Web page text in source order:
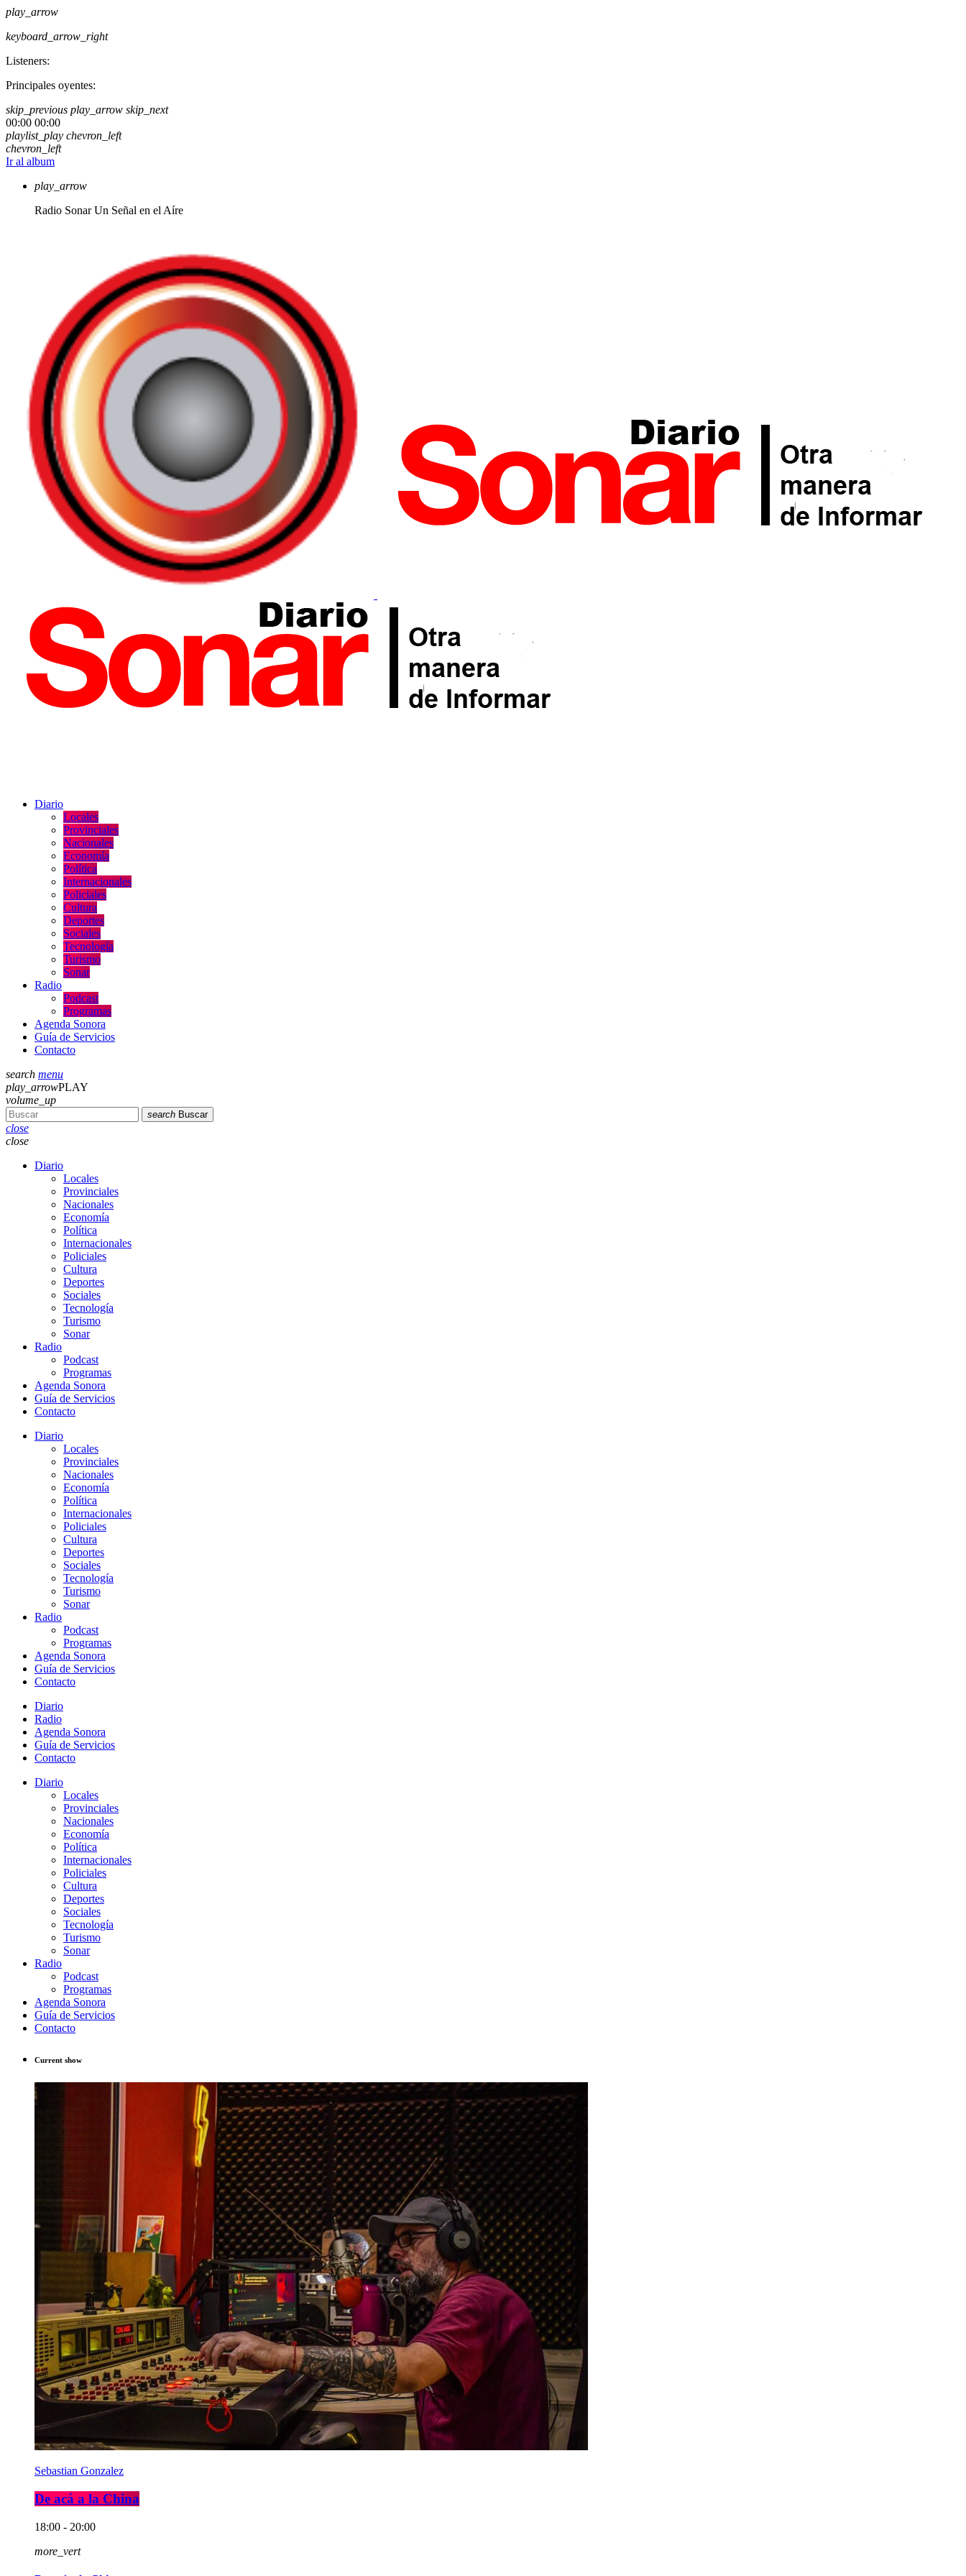
play_arrow
keyboard_arrow_right
Listeners:
Principales oyentes:
skip_previous play_arrow skip_next
00:00 00:00
playlist_play chevron_left
chevron_left
Ir al album
play_arrow
Radio Sonar Un Señal en el Aíre
Diario
Locales
Provinciales
Nacionales
Economía
Política
Internacionales
Policiales
Cultura
Deportes
Sociales
Tecnología
Turismo
Sonar
Radio
Podcast
Programas
Agenda Sonora
Guía de Servicios
Contacto
search menu
play_arrowPLAY
volume_up
search Buscar
close
close
Diario
Locales
Provinciales
Nacionales
Economía
Política
Internacionales
Policiales
Cultura
Deportes
Sociales
Tecnología
Turismo
Sonar
Radio
Podcast
Programas
Agenda Sonora
Guía de Servicios
Contacto
Diario
Locales
Provinciales
Nacionales
Economía
Política
Internacionales
Policiales
Cultura
Deportes
Sociales
Tecnología
Turismo
Sonar
Radio
Podcast
Programas
Agenda Sonora
Guía de Servicios
Contacto
Diario
Radio
Agenda Sonora
Guía de Servicios
Contacto
Diario
Locales
Provinciales
Nacionales
Economía
Política
Internacionales
Policiales
Cultura
Deportes
Sociales
Tecnología
Turismo
Sonar
Radio
Podcast
Programas
Agenda Sonora
Guía de Servicios
Contacto
Current show
Sebastian Gonzalez
De acá a la China
18:00 - 20:00
more_vert